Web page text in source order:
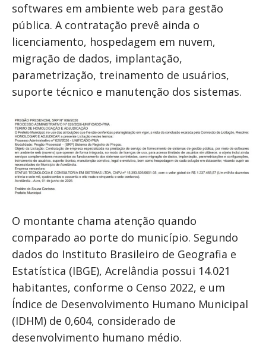
softwares em ambiente web para gestão
pública. A contratação prevê ainda o
licenciamento, hospedagem em nuvem,
migração de dados, implantação,
parametrização, treinamento de usuários,
suporte técnico e manutenção dos sistemas.
O montante chama atenção quando
comparado ao porte do município. Segundo
dados do Instituto Brasileiro de Geografia e
Estatística (IBGE), Acrelândia possui 14.021
habitantes, conforme o Censo 2022, e um
Índice de Desenvolvimento Humano Municipal
(IDHM) de 0,604, considerado de
desenvolvimento humano médio.